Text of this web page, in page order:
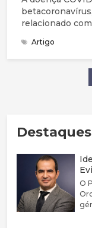
relacionado
na mesma
simples de
principal
ligação ao
Artigo
Destaques
O